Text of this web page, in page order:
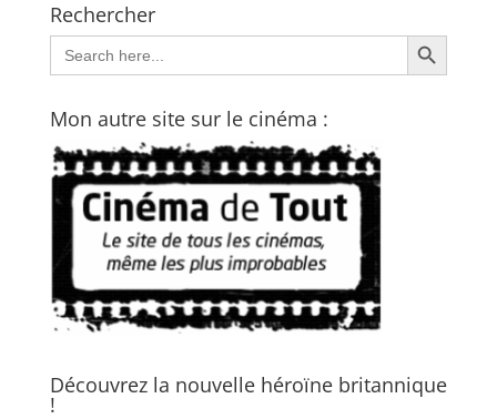
Rechercher
Search
for:
Search Button
Mon autre site sur le cinéma :
Découvrez la nouvelle héroïne britannique
!